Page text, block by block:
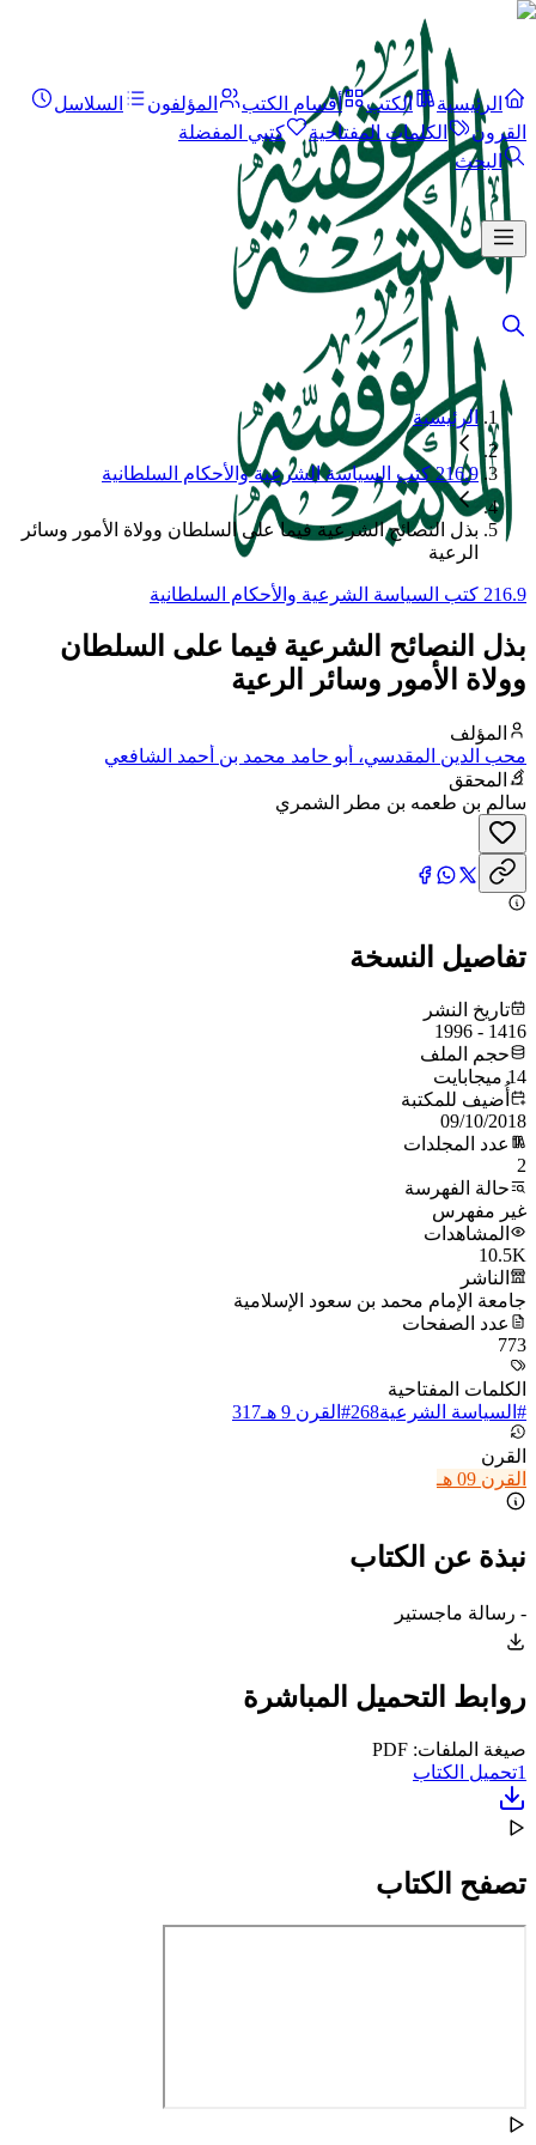
الرئيسية الكتب أقسام الكتب المؤلفون
السلاسل
القرون
الكلمات المفتاحية
كتبي المفضلة
البحث
الرئيسية
216.9 كتب السياسة الشرعية والأحكام السلطانية
بذل النصائح الشرعية فيما على السلطان وولاة الأمور وسائر
الرعية
216.9 كتب السياسة الشرعية والأحكام السلطانية
بذل النصائح الشرعية فيما على السلطان
وولاة الأمور وسائر الرعية
المؤلف
محب الدين المقدسي، أبو حامد محمد بن أحمد الشافعي
المحقق
سالم بن طعمه بن مطر الشمري
تفاصيل النسخة
تاريخ النشر
1416 - 1996
حجم الملف
14 ميجابايت
أُضيف للمكتبة
09/10/2018
عدد المجلدات
2
حالة الفهرسة
غير مفهرس
المشاهدات
10.5K
الناشر
جامعة الإمام محمد بن سعود الإسلامية
عدد الصفحات
773
الكلمات المفتاحية
# السياسة الشرعية268
# القرن 9 هـ 317
القرن
القرن 09 هـ
نبذة عن الكتاب
- رسالة ماجستير
روابط التحميل المباشرة
صيغة الملفات: PDF
1تحميل الكتاب
تصفح الكتاب